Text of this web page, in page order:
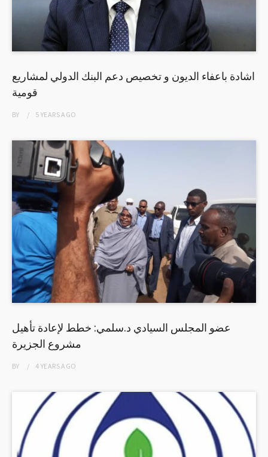
اشادة باعفاء الديون و تخصيص دعم البنك الدولي لمشاريع
قومية
BY 5 YEARSAGO
عضو المجلس السيادي د.سلمي: خطط لإعادة تأهيل
مشروع الجزيرة
BY 4 YEARSAGO